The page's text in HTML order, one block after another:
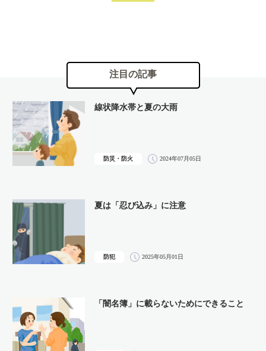
注目の記事
防災・防火 2024年07月05日
線状降水帯と夏の大雨
防犯 2025年05月01日
夏は「忍び込み」に注意
「闇名簿」に載らないためにできること